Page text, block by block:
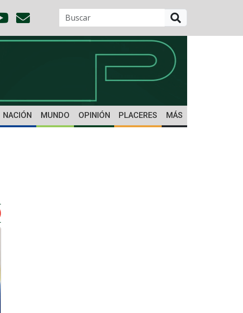
NACIÓN MUNDO OPINIÓN PLACERES MÁS